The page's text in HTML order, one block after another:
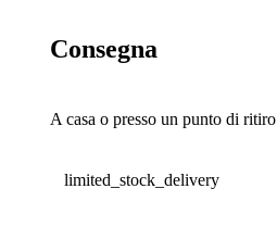
Consegna
A casa o presso un punto di ritiro
limited_stock_delivery